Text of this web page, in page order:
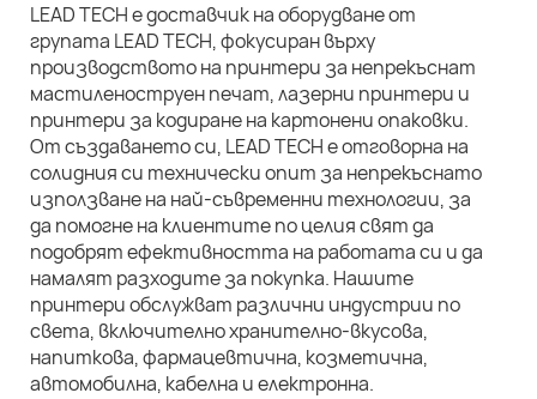
LEAD TECH е доставчик на оборудване от
групата LEAD TECH, фокусиран върху
производството на принтери за непрекъснат
мастиленоструен печат, лазерни принтери и
принтери за кодиране на картонени опаковки.
От създаването си, LEAD TECH е отговорна на
солидния си технически опит за непрекъснато
използване на най-съвременни технологии, за
да помогне на клиентите по целия свят да
подобрят ефективността на работата си и да
намалят разходите за покупка. Нашите
принтери обслужват различни индустрии по
света, включително хранително-вкусова,
напиткова, фармацевтична, козметична,
автомобилна, кабелна и електронна.